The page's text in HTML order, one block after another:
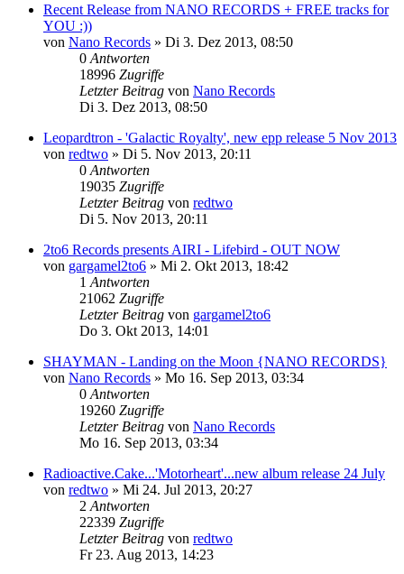
Recent Release from NANO RECORDS + FREE tracks for
YOU :))
von Nano Records » Di 3. Dez 2013, 08:50
0 Antworten
18996 Zugriffe
Letzter Beitrag von Nano Records
Di 3. Dez 2013, 08:50
Leopardtron - 'Galactic Royalty', new epp release 5 Nov 2013
von redtwo » Di 5. Nov 2013, 20:11
0 Antworten
19035 Zugriffe
Letzter Beitrag von redtwo
Di 5. Nov 2013, 20:11
2to6 Records presents AIRI - Lifebird - OUT NOW
von gargamel2to6 » Mi 2. Okt 2013, 18:42
1 Antworten
21062 Zugriffe
Letzter Beitrag von gargamel2to6
Do 3. Okt 2013, 14:01
SHAYMAN - Landing on the Moon {NANO RECORDS}
von Nano Records » Mo 16. Sep 2013, 03:34
0 Antworten
19260 Zugriffe
Letzter Beitrag von Nano Records
Mo 16. Sep 2013, 03:34
Radioactive.Cake...'Motorheart'...new album release 24 July
von redtwo » Mi 24. Jul 2013, 20:27
2 Antworten
22339 Zugriffe
Letzter Beitrag von redtwo
Fr 23. Aug 2013, 14:23